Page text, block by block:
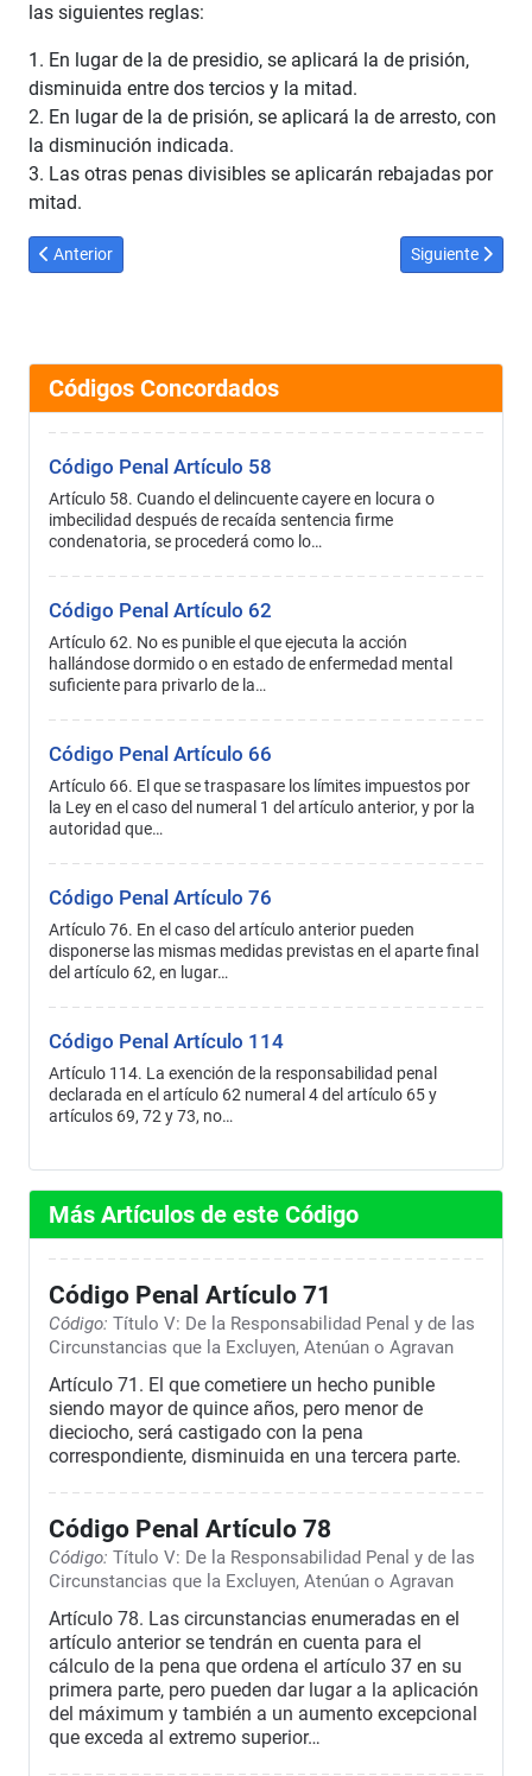
las siguientes reglas:
1. En lugar de la de presidio, se aplicará la de prisión,
disminuida entre dos tercios y la mitad.
2. En lugar de la de prisión, se aplicará la de arresto, con
la disminución indicada.
3. Las otras penas divisibles se aplicarán rebajadas por
mitad.
Artículo anterior: Código Penal Artículo 62
Anterior Artículo
Siguiente
Códigos Concordados
Código Penal Artículo 58
Artículo 58. Cuando el delincuente cayere en locura o
imbecilidad después de recaída sentencia firme
condenatoria, se procederá como lo…
Código Penal Artículo 62
Artículo 62. No es punible el que ejecuta la acción
hallándose dormido o en estado de enfermedad mental
suficiente para privarlo de la…
Código Penal Artículo 66
Artículo 66. El que se traspasare los límites impuestos por
la Ley en el caso del numeral 1 del artículo anterior, y por la
autoridad que…
Código Penal Artículo 76
Artículo 76. En el caso del artículo anterior pueden
disponerse las mismas medidas previstas en el aparte final
del artículo 62, en lugar…
Código Penal Artículo 114
Artículo 114. La exención de la responsabilidad penal
declarada en el artículo 62 numeral 4 del artículo 65 y
artículos 69, 72 y 73, no…
Más Artículos de este Código
Código Penal Artículo 71
Código: Título V: De la Responsabilidad Penal y de las
Circunstancias que la Excluyen, Atenúan o Agravan
Artículo 71. El que cometiere un hecho punible
siendo mayor de quince años, pero menor de
dieciocho, será castigado con la pena
correspondiente, disminuida en una tercera parte.
Código Penal Artículo 78
Código: Título V: De la Responsabilidad Penal y de las
Circunstancias que la Excluyen, Atenúan o Agravan
Artículo 78. Las circunstancias enumeradas en el
artículo anterior se tendrán en cuenta para el
cálculo de la pena que ordena el artículo 37 en su
primera parte, pero pueden dar lugar a la aplicación
del máximum y también a un aumento excepcional
que exceda al extremo superior…